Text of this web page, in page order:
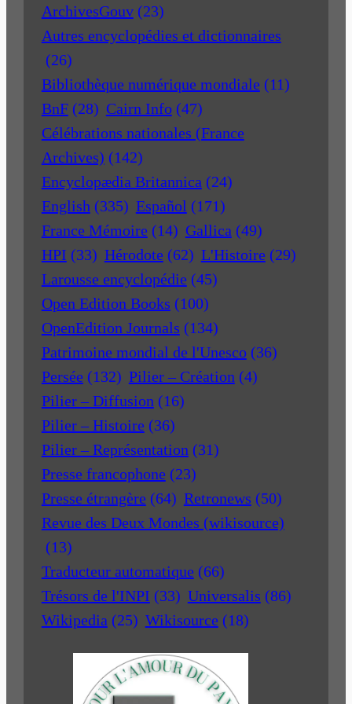
ArchivesGouv (23)
Autres encyclopédies et dictionnaires
(26)
Bibliothèque numérique mondiale (11)
BnF (28) Cairn Info (47)
Célébrations nationales (France
Archives) (142)
Encyclopædia Britannica (24)
English (335) Español (171)
France Mémoire (14) Gallica (49)
HPI (33) Hérodote (62) L'Histoire (29)
Larousse encyclopédie (45)
Open Edition Books (100)
OpenEdition Journals (134)
Patrimoine mondial de l'Unesco (36)
Persée (132) Pilier – Création (4)
Pilier – Diffusion (16)
Pilier – Histoire (36)
Pilier – Représentation (31)
Presse francophone (23)
Presse étrangère (64) Retronews (50)
Revue des Deux Mondes (wikisource)
(13)
Traducteur automatique (66)
Trésors de l'INPI (33) Universalis (86)
Wikipedia (25) Wikisource (18)